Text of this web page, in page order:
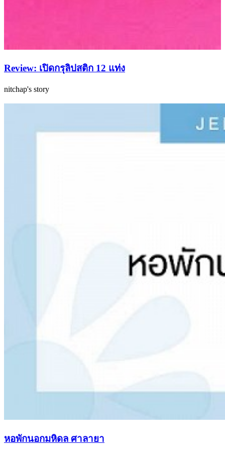
Review: เปิดกรุลิปสติก 12 แท่ง
nitchap's story
หอพักนอกมหิดล ศาลายา